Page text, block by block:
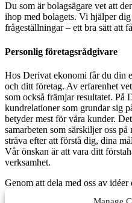
Manage
Du som är bolagsägare vet att
ihop med bolagets. Vi hjälper
frågeställningar – ett bra sätt att
Personlig företagsrådgivare
Hos Derivat ekonomi får du din
och ditt företag. Av erfarenhet
som också främjar resultatet. På
kundrelationer som grundar sig
betyder mest för våra kunder.
samarbeten som särskiljer oss
sträva efter att förstå dig, dina
Vår önskan är att vara ditt
verksamhet.
Genom att dela med oss av